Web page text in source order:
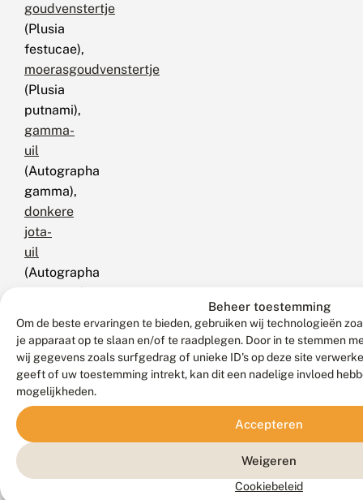
Beheer toestemming
Om de beste ervaringen te bieden, gebruiken wij technologieën
je apparaat op te slaan en/of te raadplegen. Door in te stemmen
wij gegevens zoals surfgedrag of unieke ID's op deze site
geeft of uw toestemming intrekt, kan dit een nadelige invloed
mogelijkheden.
Accepteren
Weigeren
Cookiebeleid
goudvenstertje
(Plusia
festucae),
moerasgoudvenstertje
(Plusia
putnami),
gamma-
uil
(Autographa
gamma),
donkere
jota-
uil
(Autographa
zilvervenster
(Autographa
bractea).
N.B.:
uiterlijke